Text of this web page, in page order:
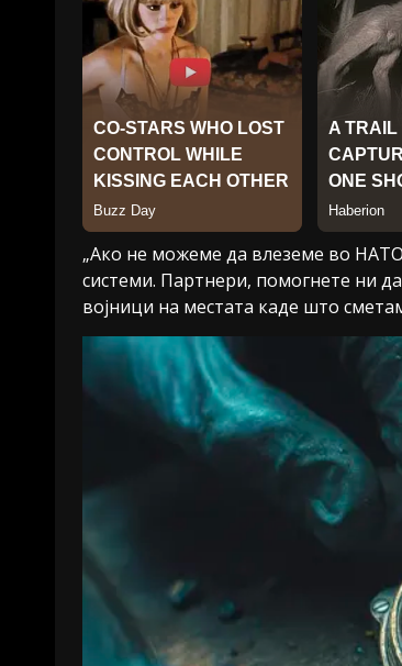
„Ако не можеме да влеземе во
системи. Партнери, помогнете ни
војници на местата каде што